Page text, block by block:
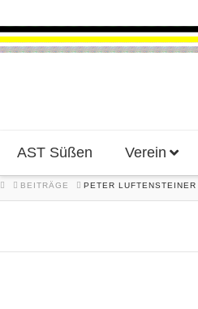
AST Süßen Verein
HOMEBEITRÄGE PETER LUFTENSTEINER